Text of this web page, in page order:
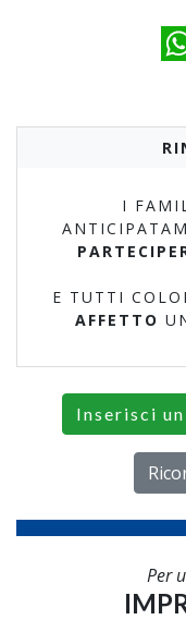
I
E TUTTI
AFFETTO
Inserisci
Per